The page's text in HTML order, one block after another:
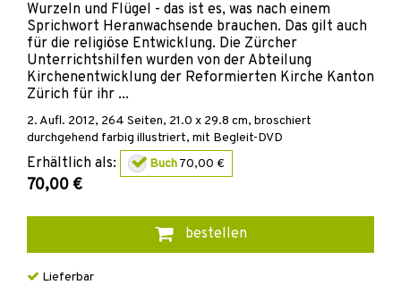
Wurzeln und Flügel - das ist es, was nach einem
Sprichwort Heranwachsende brauchen. Das gilt auch
für die religiöse Entwicklung. Die Zürcher
Unterrichtshilfen wurden von der Abteilung
Kirchenentwicklung der Reformierten Kirche Kanton
Zürich für ihr ...
2. Aufl. 2012, 264 Seiten, 21.0 x 29.8 cm, broschiert
durchgehend farbig illustriert, mit Begleit-DVD
Erhältlich als: Buch70,00 €
70,00 €
bestellen
Lieferbar